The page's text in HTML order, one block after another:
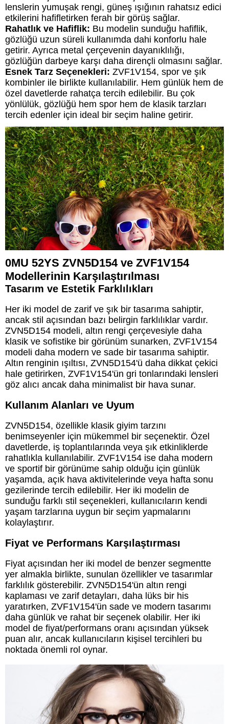
lenslerin yumuşak rengi, güneş ışığının rahatsız edici
etkilerini hafifletirken ferah bir görüş sağlar.
Rahatlık ve Hafiflik: Bu modelin sunduğu hafiflik,
gözlüğü uzun süreli kullanımda dahi konforlu hale
getirir. Ayrıca metal çerçevenin dayanıklılığı,
gözlüğün darbeye karşı daha dirençli olmasını sağlar.
Esnek Tarz Seçenekleri: ZVF1V154, spor ve şık
kombinler ile birlikte kullanılabilir. Hem günlük hem de
özel davetlerde rahatça tercih edilebilir. Bu çok
yönlülük, gözlüğü hem spor hem de klasik tarzları
tercih edenler için ideal bir seçim haline getirir.
0MU 52YS ZVN5D154 ve ZVF1V154
Modellerinin Karşılaştırılması
Tasarım ve Estetik Farklılıkları
Her iki model de zarif ve şık bir tasarıma sahiptir,
ancak stil açısından bazı belirgin farklılıklar vardır.
ZVN5D154 modeli, altın rengi çerçevesiyle daha
klasik ve sofistike bir görünüm sunarken, ZVF1V154
modeli daha modern ve sade bir tasarıma sahiptir.
Altın renginin ışıltısı, ZVN5D154'ü daha dikkat çekici
hale getirirken, ZVF1V154'ün gri tonlarındaki lensleri
göz alıcı ancak daha minimalist bir hava sunar.
Kullanım Alanları ve Uyum
ZVN5D154, özellikle klasik giyim tarzını
benimseyenler için mükemmel bir seçenektir. Özel
davetlerde, iş toplantılarında veya şık etkinliklerde
rahatlıkla kullanılabilir. ZVF1V154 ise daha modern
ve sportif bir görünüme sahip olduğu için günlük
yaşamda, açık hava aktivitelerinde veya hafta sonu
gezilerinde tercih edilebilir. Her iki modelin de
sunduğu farklı stil seçenekleri, kullanıcıların kendi
yaşam tarzlarına uygun bir seçim yapmalarını
kolaylaştırır.
Fiyat ve Performans Karşılaştırması
Fiyat açısından her iki model de benzer segmentte
yer almakla birlikte, sunulan özellikler ve tasarımlar
farklılık gösterebilir. ZVN5D154'ün altın rengi
kaplaması ve zarif detayları, daha lüks bir his
yaratırken, ZVF1V154'ün sade ve modern tasarımı
daha günlük ve rahat bir seçenek olabilir. Her iki
model de fiyat/performans oranı açısından yüksek
puan alır, ancak kullanıcıların kişisel tercihleri bu
noktada önemli rol oynar.